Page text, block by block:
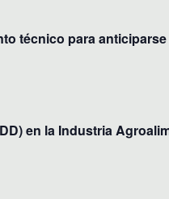
técnico para
en la Industria